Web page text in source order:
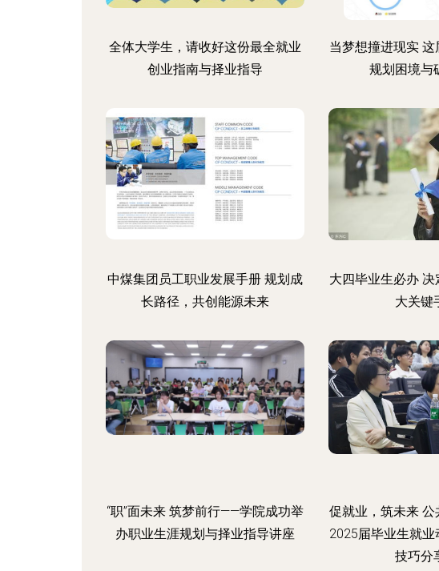
全体大学生，请收好这份最全就业
创业指南与择业指导
当梦想撞进现实
规划困境与
中煤集团员工职业发展手册 规划成
长路径，共创能源未来
大四毕业生必办
大关键
“职”面未来 筑梦前行——学院成功举
办职业生涯规划与择业指导讲座
促就业，筑未来
2025届毕业生就
技巧分